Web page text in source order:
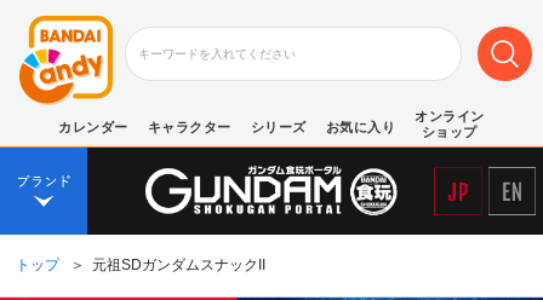
カレンダー キャラクター シリーズ お気に入り
オンライン
ショップ
トップ ＞ 元祖SDガンダムスナックII